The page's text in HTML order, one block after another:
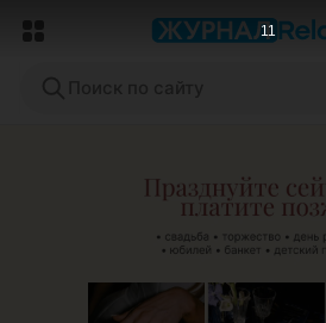
ЭФФЕКТИВНАЯ РЕКЛАМА
9